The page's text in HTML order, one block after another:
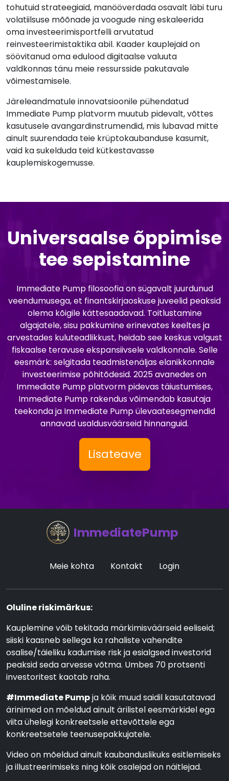
tohutuid strateegiaid, manööverdada osavalt läbi turu
volatiilsuse mõõnade ja voogude ning eskaleerida
oma investeerimisportfelli arvutatud
reinvesteerimistaktika abil. Kaader kauplejaid on
söövitanud oma edulood digitaalse valuuta
valdkonnas tänu meie ressursside pakutavale
võimestamisele.
Järeleandmatule innovatsioonile pühendatud
Immediate Pump platvorm muutub pidevalt, võttes
kasutusele avangardinstrumendid, mis lubavad mitte
ainult suurendada teie krüptokaubanduse kasumit,
vaid ka sukelduda teid kütkestavasse
kauplemiskogemusse.
Universaalse õppimise
tee sepistamine
Immediate Pump filosoofia on sügavalt juurdunud
veendumusega, et finantskirjaoskuse juveelid peaksid
olema kõigile kättesaadavad. Toitlustamine
algajatele, sisu pakkumine erinevates keeltes ja
arvestades kuluteadlikkust, heidab see keskus valgust
fiskaalse teravuse ekspansiivsele valdkonnale. Selle
eesmärk: selgitada teadmistenäljas elanikkonnale
investeerimise põhitõdesid. 2025 avanedes on
Immediate Pump platvorm pidevas täiustumises,
Immediate Pump rakendus võimendab kasutaja
teekonda ja Immediate Pump ülevaatesegmendid
annavad usaldusväärseid hinnanguid.
Lisateave
ImmediatePump
Meie kohta Kontakt Login
Oluline riskimärkus:
Kauplemine võib tekitada märkimisväärseid eeliseid;
siiski kaasneb sellega ka rahaliste vahendite
osalise/täieliku kadumise risk ja esialgsed investorid
peaksid seda arvesse võtma. Umbes 70 protsenti
investoritest kaotab raha.
#Immediate Pumpja kõik muud saidil kasutatavad
ärinimed on mõeldud ainult ärilistel eesmärkidel ega
viita ühelegi konkreetsele ettevõttele ega
konkreetsetele teenusepakkujatele.
Video on mõeldud ainult kaubanduslikuks esitlemiseks
ja illustreerimiseks ning kõik osalejad on näitlejad.